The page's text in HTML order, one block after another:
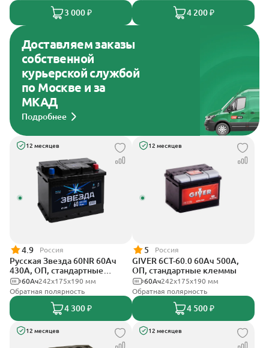
3 000 ₽ 4 200 ₽
Доставляем заказы
собственной
курьерской службой
по Москве и за
МКАД
Подробнее
12 месяцев
4.9 Россия
Русская Звезда 60NR 60Ач
430А, ОП, стандартные
клеммы242x175x190 мм
60Ач
Обратная полярность
4 300 ₽
12 месяцев
5 Россия
GIVER 6СТ-60.0 60Ач 500А,
ОП, стандартные клеммы
242х175х190 мм
60Ач
Обратная полярность
4 500 ₽
12 месяцев 12 месяцев